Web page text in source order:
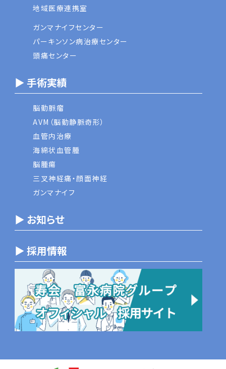
地域医療連携室
ガンマナイフセンター
パーキンソン病治療センター
頭痛センター
▶ 手術実績
脳動脈瘤
AVM（脳動静脈奇形）
血管内治療
海綿状血管腫
脳腫瘍
三叉神経痛・顔面神経
ガンマナイフ
▶ お知らせ
▶ 採用情報